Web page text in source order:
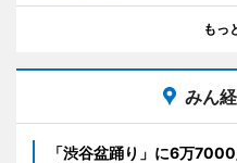
もっ
みん
「渋谷盆踊り」に6万